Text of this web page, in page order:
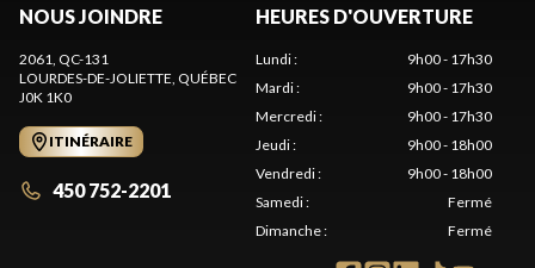
NOUS JOINDRE
2061, QC-131
LOURDES-DE-JOLIETTE , QUÉBEC
J0K 1K0
ITINÉRAIRE
450 752-2201
HEURES D'OUVERTURE
Lundi:
9h00 - 17h30
Mardi:
9h00 - 17h30
Mercredi:
9h00 - 17h30
Jeudi:
9h00 - 18h00
Vendredi:
9h00 - 18h00
Samedi:
Fermé
Dimanche: Fermé